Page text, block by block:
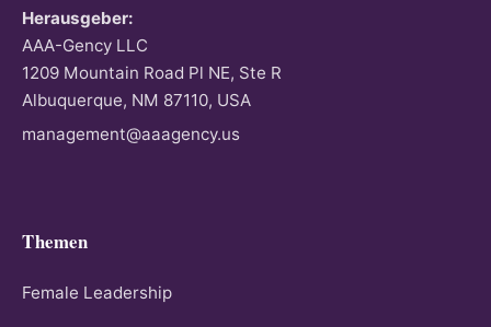
Herausgeber:
AAA-Gency LLC
1209 Mountain Road Pl NE, Ste R
Albuquerque, NM 87110, USA
management@aaagency.us
Themen
Female Leadership